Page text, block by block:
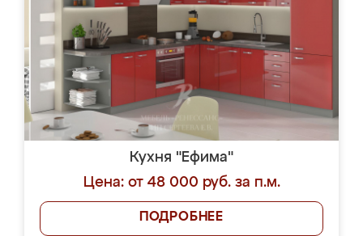
Кухня "Ефима"
Цена: от 48 000 руб. за п.м.
ПОДРОБНЕЕ